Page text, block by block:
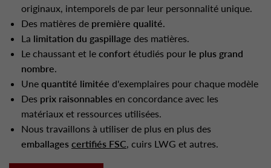
originaux, intemporels de par leur personnalité unique.
Des matières de première qualité.
La limitation du gaspillage des matières.
Le chaussant et le confort étudiés pour le plus grand
nombre.
Une quantité limitée d'exemplaires pour chaque modèle
Des prix raisonnables en concordance avec les
matériaux et ressources utilisées.
Nous travaillons à utiliser de plus en plus des
emballages certifiés FSC, cuirs LWG et autres.